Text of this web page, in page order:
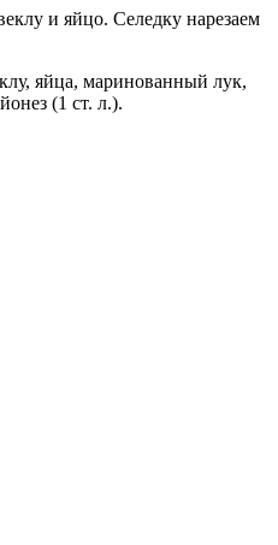
и яйцо. Селедку нарезаем
яйца, маринованный лук,
(1 ст. л.).